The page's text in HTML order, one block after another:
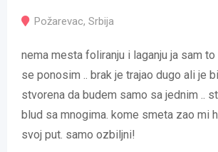
Požarevac, Srbija
nema mesta foliranju i laganju ja sam
se ponosim .. brak je trajao dugo ali je
stvorena da budem samo sa jednim ..
blud sa mnogima. kome smeta zao mi
svoj put. samo ozbiljni!